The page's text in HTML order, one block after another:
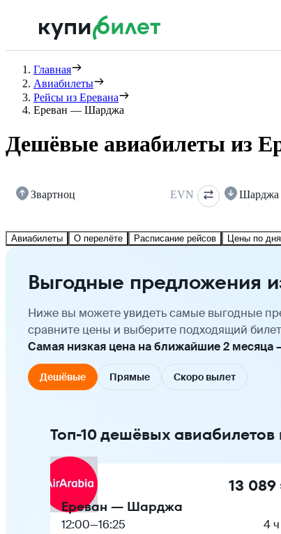
Главная
Авиабилеты
Рейсы из Еревана
Ереван — Шарджа
Дешёвые авиабилеты из
Звартноц EVN Шарджа
Авиабилеты О перелёте Расписание рейсов Цены по
Выгодные предложения
Ниже вы можете увидеть самые выгодные
сравните цены и выберите подходящий
Самая низкая цена на ближайшие 2 месяца
Дешёвые Прямые Скоро вылет
Топ-10 дешёвых
13 089
Ереван — Шарджа
12:00—16:25 4